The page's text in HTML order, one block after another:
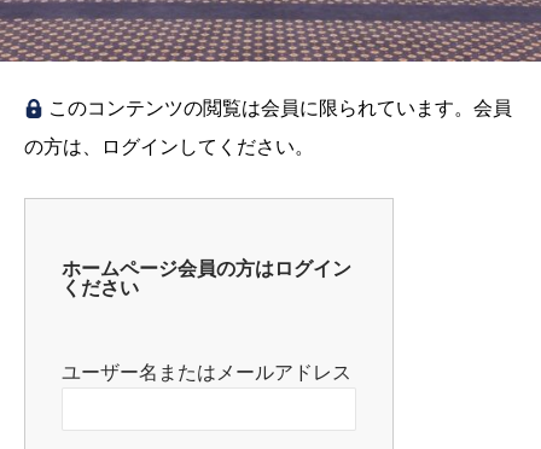
このコンテンツの閲覧は会員に限られています。会員
の方は、ログインしてください。
ホームページ会員の方はログイン
ください
ユーザー名またはメールアドレス